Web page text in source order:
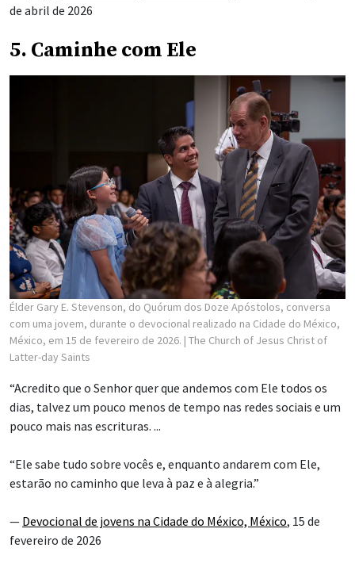
de abril de 2026
5. Caminhe com Ele
Élder Gary E. Stevenson, do Quórum dos Doze Apóstolos, conversa
com uma jovem, durante o devocional realizado na Cidade do México,
México, em 15 de fevereiro de 2026. | The Church of Jesus Christ of
Latter-day Saints
“Acredito que o Senhor quer que andemos com Ele todos os
dias, talvez um pouco menos de tempo nas redes sociais e um
pouco mais nas escrituras. ...
“Ele sabe tudo sobre vocês e, enquanto andarem com Ele,
estarão no caminho que leva à paz e à alegria.”
— Devocional de jovens na Cidade do México, México, 15 de
fevereiro de 2026